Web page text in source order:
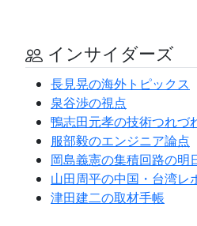
インサイダーズ
長見晃の海外トピックス
泉谷渉の視点
鴨志田元孝の技術つれづ
服部毅のエンジニア論点
岡島義憲の集積回路の明
山田周平の中国・台湾レ
津田建二の取材手帳